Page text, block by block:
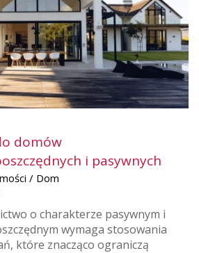
domów
i pasywnych
/ Dom
o charakterze pasywnym i
wymaga stosowania
które znacząco ograniczą